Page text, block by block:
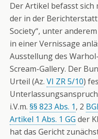
Der Artikel befasst sich
der in der
Society“, unter
in einer Vernissage
Ausstellung des
Scream-Gallery. Der
Urteil (Az. VI ZR 5/10)
i.V.m. §§ 823 Abs. 1, 2
Artikel 1 Abs. 1 GG der
hat das Gericht